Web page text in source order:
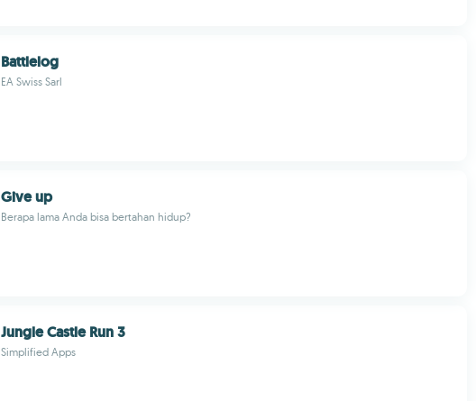
Battlelog
EA Swiss Sarl
Give up
Berapa lama Anda bisa bertahan hidup?
Jungle Castle Run 3
Simplified Apps